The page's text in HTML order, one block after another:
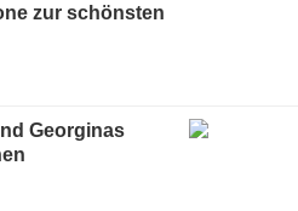
zur schönsten
Georginas